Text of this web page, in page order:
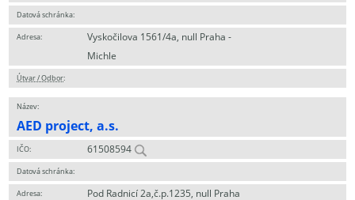
Datová schránka:
Adresa:
Vyskočilova 1561/4a, null Praha -
Michle
Útvar / Odbor:
Název:
AED project, a.s.
IČO: 61508594
Datová schránka:
Adresa:
Pod Radnicí 2a,č.p.1235, null Praha